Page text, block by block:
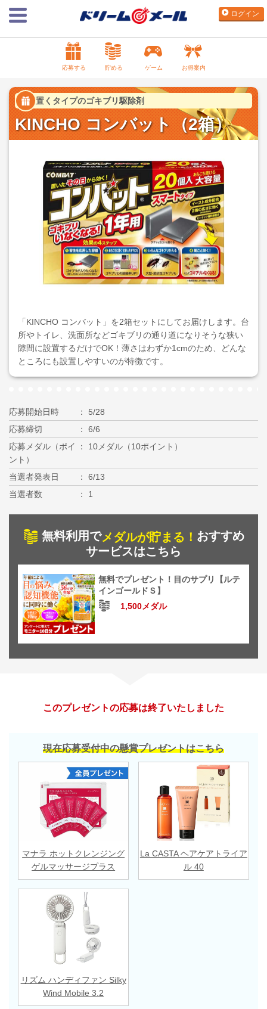
ログイン
応募する 貯める ゲーム お得案内
置くタイプのゴキブリ駆除剤
KINCHO コンバット（2箱）
「KINCHO コンバット」を2箱セットにしてお届けします。台
所やトイレ、洗面所などゴキブリの通り道になりそうな狭い
隙間に設置するだけでOK！薄さはわずか1cmのため、どんな
ところにも設置しやすいのが特徴です。
応募開始日時
5/28
応募締切
6/6
応募メダル（ポイ
ント）
10メダル（10ポイント）
当選者発表日
6/13
当選者数
1
無料利用でメダルが貯まる！ おすすめ
サービスはこちら
無料でプレゼント！目のサプリ【ルテ
インゴールドＳ】
1,500メダル
このプレゼントの応募は終了いたしました
現在応募受付中の懸賞プレゼントはこちら
マナラ ホットクレンジング
ゲルマッサージプラス
La CASTA ヘアケアトライア
ル 40
リズム ハンディファン Silky
Wind Mobile 3.2